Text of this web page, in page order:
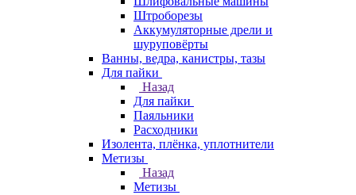
Штроборезы
Аккумуляторные дрели и
шуруповёрты
Ванны, ведра, канистры, тазы
Для пайки
Назад
Для пайки
Паяльники
Расходники
Изолента, плёнка, уплотнители
Метизы
Назад
Метизы